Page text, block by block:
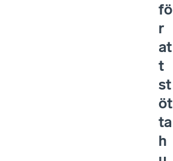
fö
r
at
t
st
öt
ta
h